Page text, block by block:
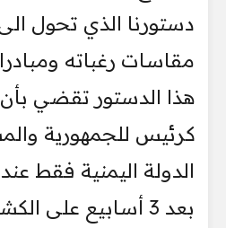
دستورنا الذي تحول
مقاسات رغباته
هذا الدستور تقضي
كرئيس للجمهورية
الدولة اليمنية فقط
بعد 3 أسابيع على